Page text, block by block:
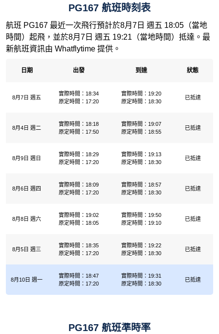
PG167 航班時刻表
航班 PG167 最近一次飛行預計於8月7日 週五 18:05（當地
時間）起飛，並於8月7日 週五 19:21（當地時間）抵達。最
新航班資訊由 Whatflytime 提供。
日期 出發 到達 狀態
8月7日 週五
實際時間：18:34
原定時間：17:20
實際時間：19:20
原定時間：18:30
已抵達
8月4日 週二
實際時間：18:18
原定時間：17:50
實際時間：19:07
原定時間：18:55
已抵達
8月9日 週日
實際時間：18:29
原定時間：17:20
實際時間：19:13
原定時間：18:30
已抵達
8月6日 週四
實際時間：18:09
原定時間：17:20
實際時間：18:57
原定時間：18:30
已抵達
8月8日 週六
實際時間：19:02
原定時間：18:05
實際時間：19:50
原定時間：19:10
已抵達
8月5日 週三
實際時間：18:35
原定時間：17:20
實際時間：19:22
原定時間：18:30
已抵達
8月10日 週一
實際時間：18:47
原定時間：17:20
實際時間：19:31
原定時間：18:30
已抵達
PG167 航班準時率